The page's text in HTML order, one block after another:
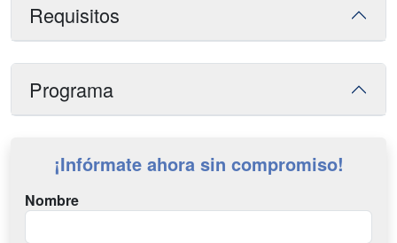
Requisitos
Programa
¡Infórmate ahora sin compromiso!
Nombre